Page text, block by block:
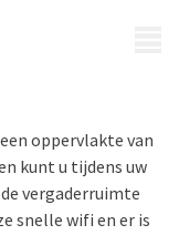
oppervlakte van
kunt u tijdens uw
vergaderruimte
snelle wifi en er is